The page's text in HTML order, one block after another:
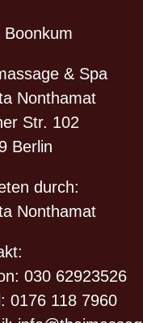
Boonkum
& Spa
Nonthamat
Str. 102
Berlin
durch:
Nonthamat
030 62923526
0176 118 7960